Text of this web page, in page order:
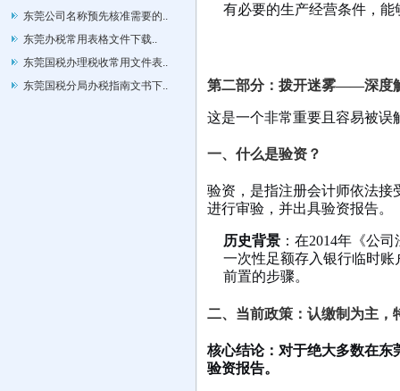
东莞公司名称预先核准需要的..
东莞办税常用表格文件下载..
东莞国税办理税收常用文件表..
东莞国税分局办税指南文书下..
有必要的生产经营条件，
第二部分：拨开迷雾——深度
这是一个非常重要且容易被误
一、什么是验资？
验资，是指注册会计师依法接
进行审验，并出具验资报告。
历史背景 ：在2014年《公
一次性足额存入银行临时
前置的步骤。
二、当前政策：认缴制为主，
核心结论：对于绝大多数在东
验资报告。